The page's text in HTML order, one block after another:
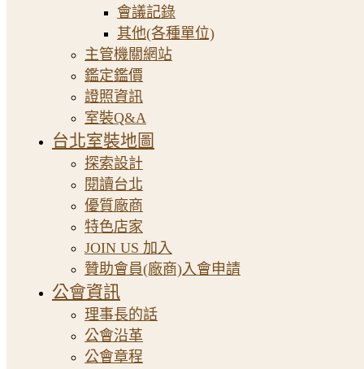
會議記錄
其他(各種單位)
主管機關網站
鑑定鑑價
證照資訊
室裝Q&A
台北室裝地圖
探索設計
閱讀台北
優質廠商
特色店家
JOIN US 加入
贊助會員(廠商)入會申請
公會資訊
理事長的話
公會沿革
公會章程